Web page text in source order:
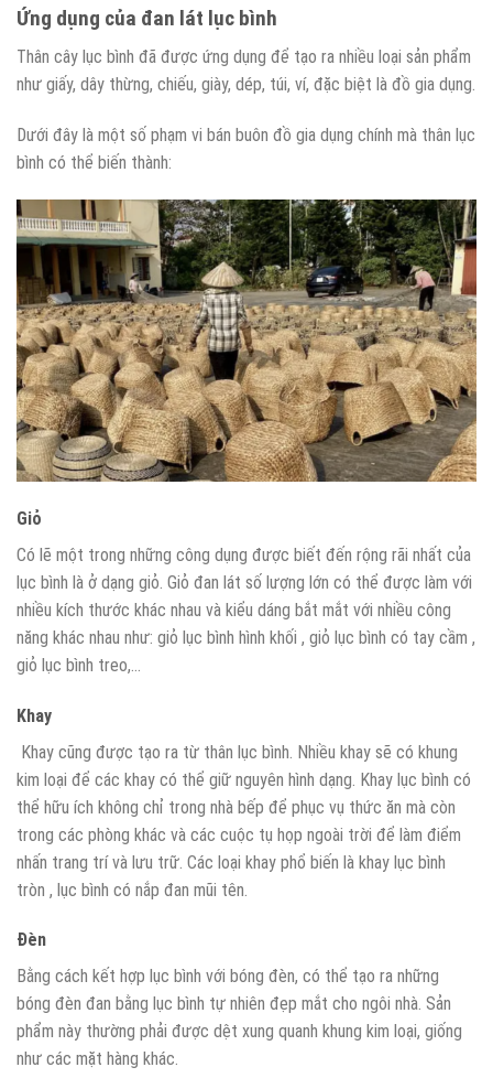
Ứng dụng của đan lát lục bình
Thân cây lục bình đã được ứng dụng để tạo ra nhiều loại sản phẩm
như giấy, dây thừng, chiếu, giày, dép, túi, ví, đặc biệt là đồ gia dụng.
Dưới đây là một số phạm vi bán buôn đồ gia dụng chính mà thân lục
bình có thể biến thành:
Giỏ
Có lẽ một trong những công dụng được biết đến rộng rãi nhất của
lục bình là ở dạng giỏ. Giỏ đan lát số lượng lớn có thể được làm với
nhiều kích thước khác nhau và kiểu dáng bắt mắt với nhiều công
năng khác nhau như: giỏ lục bình hình khối , giỏ lục bình có tay cầm ,
giỏ lục bình treo,…
Khay
Khay cũng được tạo ra từ thân lục bình. Nhiều khay sẽ có khung
kim loại để các khay có thể giữ nguyên hình dạng. Khay lục bình có
thể hữu ích không chỉ trong nhà bếp để phục vụ thức ăn mà còn
trong các phòng khác và các cuộc tụ họp ngoài trời để làm điểm
nhấn trang trí và lưu trữ. Các loại khay phổ biến là khay lục bình
tròn , lục bình có nắp đan mũi tên.
Đèn
Bằng cách kết hợp lục bình với bóng đèn, có thể tạo ra những
bóng đèn đan bằng lục bình tự nhiên đẹp mắt cho ngôi nhà. Sản
phẩm này thường phải được dệt xung quanh khung kim loại, giống
như các mặt hàng khác.